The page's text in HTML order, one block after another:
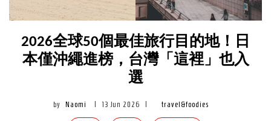
2026全球50個最佳旅行目的地！日
本僅沖繩進榜，台灣「這裡」也入
選
by Naomi 13 Jun 2026 travel&foodies